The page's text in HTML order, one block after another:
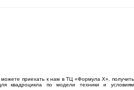
приехать к нам в ТЦ «Формула Х», получить
квадроцикла по модели техники и условиям